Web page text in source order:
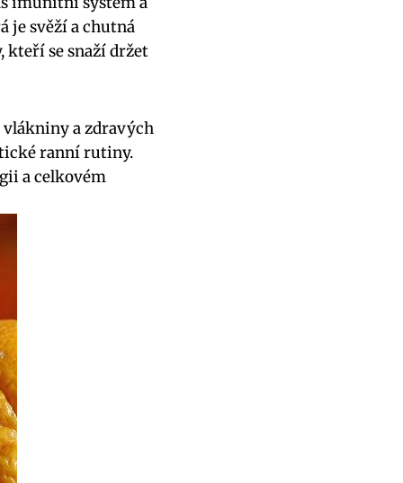
je svěží a chutná
kteří se snaží držet
a zdravých
ranní rutiny.
a celkovém